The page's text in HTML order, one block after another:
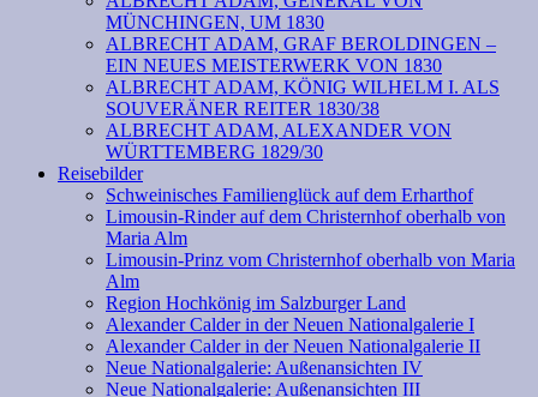
MÜNCHINGEN, UM 1830
ALBRECHT ADAM, GRAF BEROLDINGEN –
EIN NEUES MEISTERWERK VON 1830
ALBRECHT ADAM, KÖNIG WILHELM I. ALS
SOUVERÄNER REITER 1830/38
ALBRECHT ADAM, ALEXANDER VON
WÜRTTEMBERG 1829/30
Reisebilder
Schweinisches Familienglück auf dem Erharthof
Limousin-Rinder auf dem Christernhof oberhalb von
Maria Alm
Limousin-Prinz vom Christernhof oberhalb von Maria
Alm
Region Hochkönig im Salzburger Land
Alexander Calder in der Neuen Nationalgalerie I
Alexander Calder in der Neuen Nationalgalerie II
Neue Nationalgalerie: Außenansichten IV
Neue Nationalgalerie: Außenansichten III